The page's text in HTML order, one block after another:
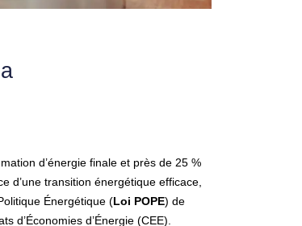
d’énergie finale et près de 25 %
d’une transition énergétique efficace,
Énergétique (Loi POPE) de
d’Économies d’Énergie (CEE).